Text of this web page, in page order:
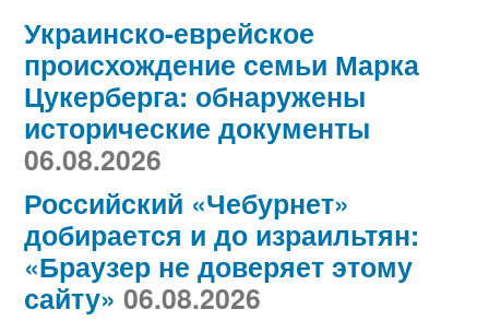
Украинско-еврейское
происхождение семьи Марка
Цукерберга: обнаружены
исторические документы
06.08.2026
Российский «Чебурнет»
добирается и до израильтян:
«Браузер не доверяет этому
сайту» 06.08.2026